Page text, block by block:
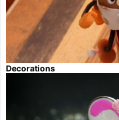
Decorations